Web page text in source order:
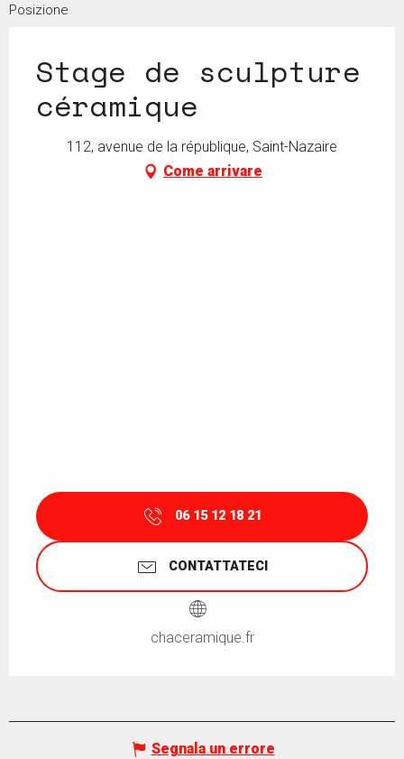
Posizione
Stage de sculpture
céramique
112, avenue de la république, Saint-Nazaire
Come arrivare
06 15 12 18 21
CONTATTATECI
chaceramique.fr
Segnala un errore